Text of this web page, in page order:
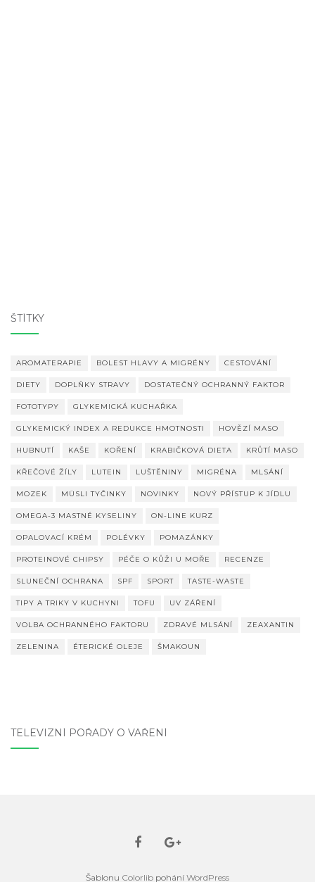
ŠTÍTKY
AROMATERAPIE BOLEST HLAVY A MIGRÉNY CESTOVÁNÍ
DIETY DOPLŇKY STRAVY DOSTATEČNÝ OCHRANNÝ FAKTOR
FOTOTYPY GLYKEMICKÁ KUCHAŘKA
GLYKEMICKÝ INDEX A REDUKCE HMOTNOSTI HOVĚZÍ MASO
HUBNUTÍ KAŠE KOŘENÍ KRABIČKOVÁ DIETA KRŮTÍ MASO
KŘEČOVÉ ŽÍLY LUTEIN LUŠTĚNINY MIGRÉNA MLSÁNÍ
MOZEK MÜSLI TYČINKY NOVINKY NOVÝ PŘÍSTUP K JÍDLU
OMEGA-3 MASTNÉ KYSELINY ON-LINE KURZ
OPALOVACÍ KRÉM POLÉVKY POMAZÁNKY
PROTEINOVÉ CHIPSY PÉČE O KŮŽI U MOŘE RECENZE
SLUNEČNÍ OCHRANA SPF SPORT TASTE-WASTE
TIPY A TRIKY V KUCHYNI TOFU UV ZÁŘENÍ
VOLBA OCHRANNÉHO FAKTORU ZDRAVÉ MLSÁNÍ ZEAXANTIN
ZELENINA ÉTERICKÉ OLEJE ŠMAKOUN
TELEVIZNÍ POŘADY O VAŘENÍ
Šablonu Colorlib pohání WordPress